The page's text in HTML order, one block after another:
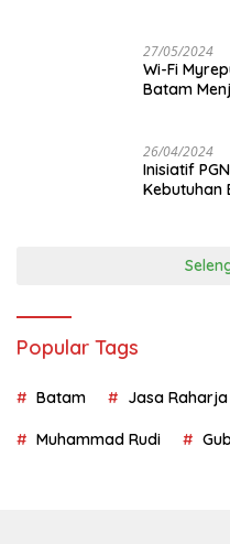
27/05/2024
Wi-Fi
Batam
26/04/2024
Inisiatif
Kebutuhan
Popular Tags
Batam Jasa Raharja
Muhammad Rudi